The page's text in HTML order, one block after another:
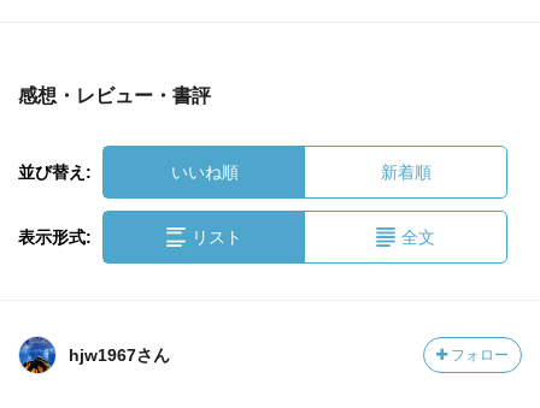
感想・レビュー・書評
並び替え: いいね順 新着順
表示形式: リスト 全文
hjw1967さん フォロー